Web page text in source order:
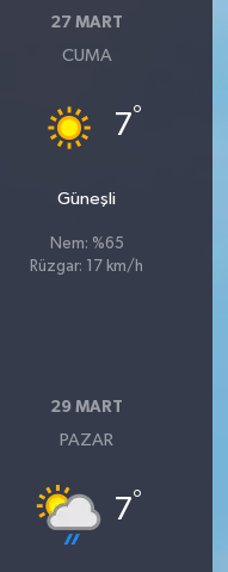
27 MART
CUMA
7°
Güneşli
Nem: %65
Rüzgar: 17 km/h
29 MART
PAZAR
7°